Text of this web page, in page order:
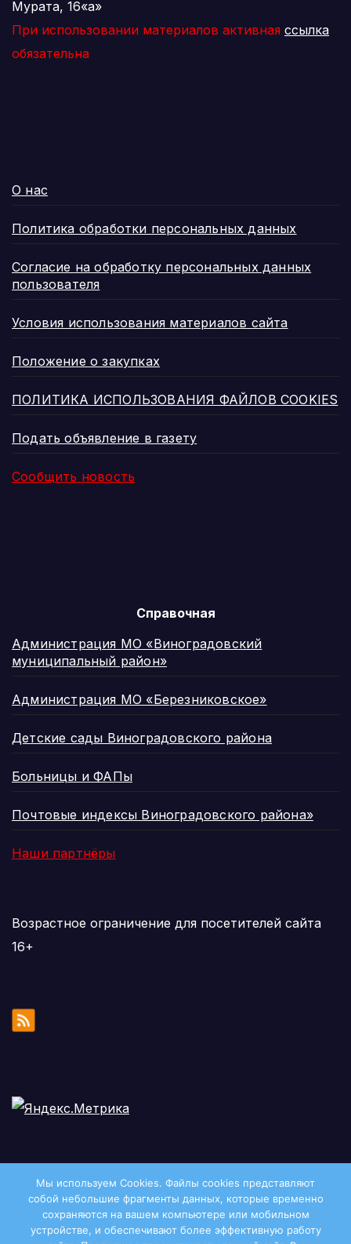
Мурата, 16«а»
При использовании материалов активная ссылка
обязательна
О нас
Политика обработки персональных данных
Согласие на обработку персональных данных
пользователя
Условия использования материалов сайта
Положение о закупках
ПОЛИТИКА ИСПОЛЬЗОВАНИЯ ФАЙЛОВ COOKIES
Подать объявление в газету
Сообщить новость
Справочная
Администрация МО «Виноградовский
муниципальный район»
Администрация МО «Березниковское»
Детские сады Виноградовского района
Больницы и ФАПы
Почтовые индексы Виноградовского района»
Наши партнёры
Возрастное ограничение для посетителей сайта
16+
Мы используем Cookies. Файлы сookies представляют
собой небольшие фрагменты данных, которые временно
сохраняются на вашем компьютере или мобильном
устройстве, и обеспечивают более эффективную работу